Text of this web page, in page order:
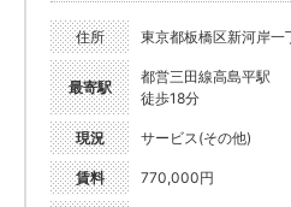
住所 東京都板橋区新河岸
最寄駅
都営三田線高島平駅
徒歩18分
現況 サービス(その他)
賃料 770,000円